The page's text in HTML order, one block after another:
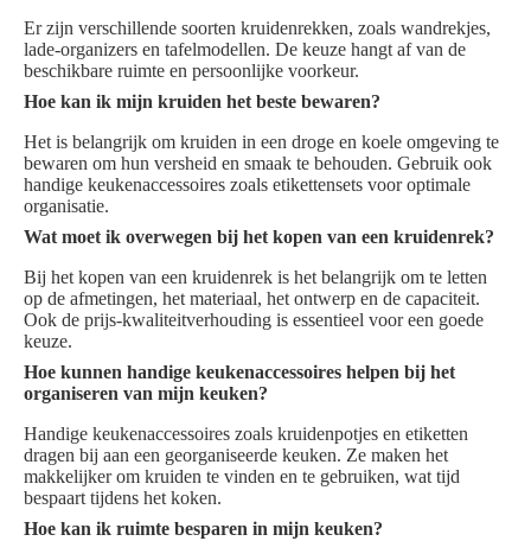
Er zijn verschillende soorten kruidenrekken, zoals wandrekjes,
lade-organizers en tafelmodellen. De keuze hangt af van de
beschikbare ruimte en persoonlijke voorkeur.
Hoe kan ik mijn kruiden het beste bewaren?
Het is belangrijk om kruiden in een droge en koele omgeving te
bewaren om hun versheid en smaak te behouden. Gebruik ook
handige keukenaccessoires zoals etikettensets voor optimale
organisatie.
Wat moet ik overwegen bij het kopen van een kruidenrek?
Bij het kopen van een kruidenrek is het belangrijk om te letten
op de afmetingen, het materiaal, het ontwerp en de capaciteit.
Ook de prijs-kwaliteitverhouding is essentieel voor een goede
keuze.
Hoe kunnen handige keukenaccessoires helpen bij het
organiseren van mijn keuken?
Handige keukenaccessoires zoals kruidenpotjes en etiketten
dragen bij aan een georganiseerde keuken. Ze maken het
makkelijker om kruiden te vinden en te gebruiken, wat tijd
bespaart tijdens het koken.
Hoe kan ik ruimte besparen in mijn keuken?